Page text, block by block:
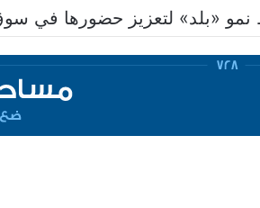
«بلد» لتعزيز حضورها في سوق